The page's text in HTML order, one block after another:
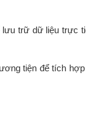
trữ dữ liệu trực
tiện để tích